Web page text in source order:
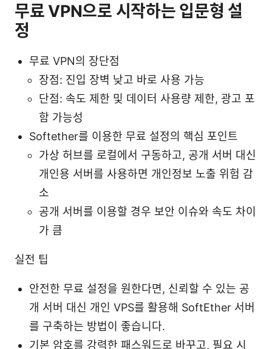
무료 VPN으로 시작하는 입문형 설
정
무료 VPN의 장단점
장점: 진입 장벽 낮고 바로 사용 가능
단점: 속도 제한 및 데이터 사용량 제한, 광고 포
함 가능성
Softether를 이용한 무료 설정의 핵심 포인트
가상 허브를 로컬에서 구동하고, 공개 서버 대신
개인용 서버를 사용하면 개인정보 노출 위험 감
소
공개 서버를 이용할 경우 보안 이슈와 속도 차이
가 큼
실전 팁
안전한 무료 설정을 원한다면, 신뢰할 수 있는 공
개 서버 대신 개인 VPS를 활용해 SoftEther 서버
를 구축하는 방법이 좋습니다.
기본 암호를 강력한 패스워드로 바꾸고, 필요 시